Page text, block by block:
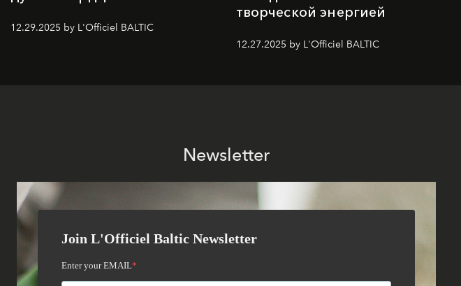
12.29.2025 by L'Officiel BALTIC
творческой энергией
12.27.2025 by L'Officiel BALTIC
Newsletter